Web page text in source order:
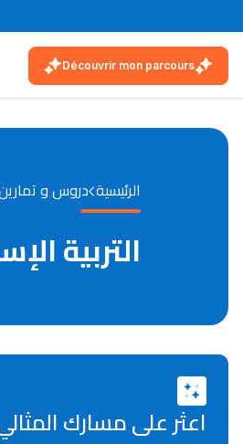
Découvrir mon parcours
الرئيسية دروس و
التربية
اعثر على مسارك